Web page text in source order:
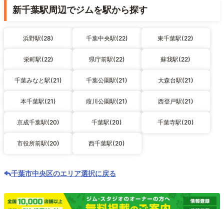
新千葉駅周辺でジムを駅から探す
浜野駅(28) 千葉中央駅(22) 東千葉駅(22)
栄町駅(22) 県庁前駅(22) 蘇我駅(22)
千葉みなと駅(21) 千葉公園駅(21) 大森台駅(21)
本千葉駅(21) 葭川公園駅(21) 西登戸駅(21)
京成千葉駅(20) 千葉駅(20) 千葉寺駅(20)
市役所前駅(20) 西千葉駅(20)
千葉市中央区のエリア選択に戻る